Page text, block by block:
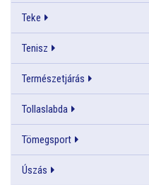
Teke
Tenisz
Természetjárás
Tollaslabda
Tömegsport
Úszás